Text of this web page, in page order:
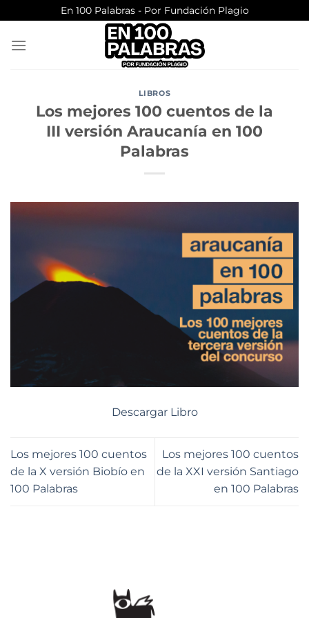
al
contenido
En 100 Palabras - Por Fundación Plagio
LIBROS
Los mejores 100 cuentos de la
III versión Araucanía en 100
Palabras
Descargar Libro
Los mejores 100 cuentos
de la X versión Biobío en
100 Palabras
Los mejores 100 cuentos
de la XXI versión Santiago
en 100 Palabras